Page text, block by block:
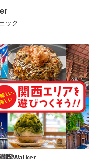
ック
喫Walker